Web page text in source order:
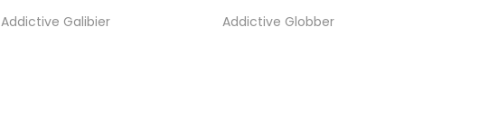
Galibier Addictive Globber